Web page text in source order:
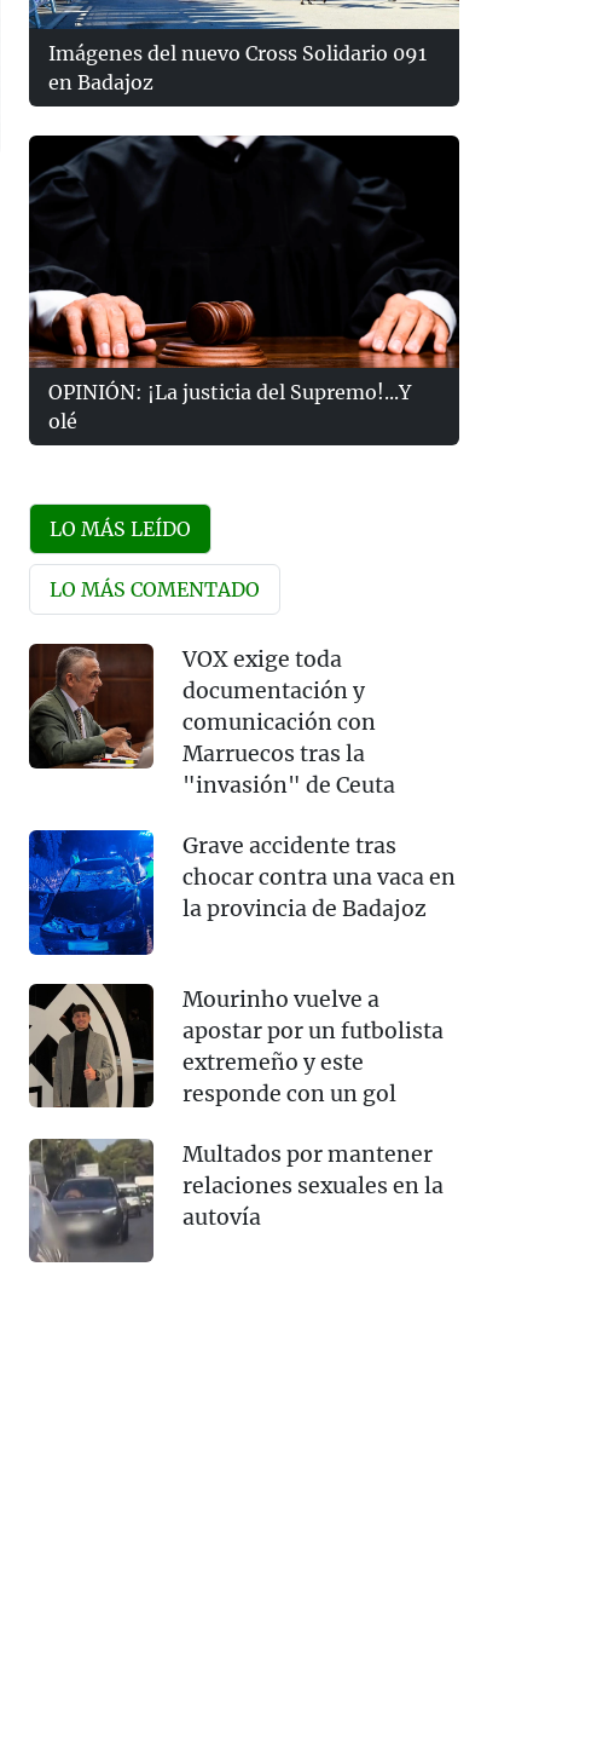
Imágenes del nuevo Cross Solidario 091
en Badajoz
OPINIÓN: ¡La justicia del Supremo!...Y
olé
LO MÁS LEÍDO
LO MÁS COMENTADO
VOX exige toda
documentación y
comunicación con
Marruecos tras la
"invasión" de Ceuta
Grave accidente tras
chocar contra una vaca en
la provincia de Badajoz
Mourinho vuelve a
apostar por un futbolista
extremeño y este
responde con un gol
Multados por mantener
relaciones sexuales en la
autovía